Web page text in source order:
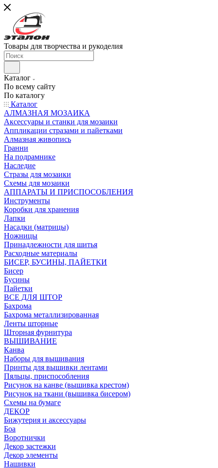
Товары для творчества и рукоделия
Каталог
По всему сайту
По каталогу
Каталог
АЛМАЗНАЯ МОЗАИКА
Аксессуары и станки для мозаики
Аппликации стразами и пайетками
Алмазная живопись
Гранни
На подрамнике
Наследие
Стразы для мозаики
Схемы для мозаики
АППАРАТЫ И ПРИСПОСОБЛЕНИЯ
Инструменты
Коробки для хранения
Лапки
Насадки (матрицы)
Ножницы
Принадлежности для шитья
Расходные материалы
БИСЕР, БУСИНЫ, ПАЙЕТКИ
Бисер
Бусины
Пайетки
ВСЕ ДЛЯ ШТОР
Бахрома
Бахрома металлизированная
Ленты шторные
Шторная фурнитура
ВЫШИВАНИЕ
Канва
Наборы для вышивания
Принты для вышивки лентами
Пяльцы, приспособления
Рисунок на канве (вышивка крестом)
Рисунок на ткани (вышивка бисером)
Схемы на бумаге
ДЕКОР
Бижутерия и аксессуары
Боа
Воротнички
Декор застежки
Декор элементы
Нашивки